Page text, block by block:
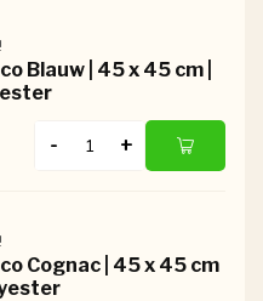
Blauw | 45 x 45 cm |
- +
Cognac | 45 x 45 cm